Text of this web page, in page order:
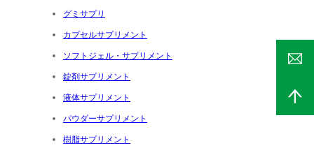
グミサプリ
カプセルサプリメント
ソフトジェル・サプリメント
錠剤サプリメント
液体サプリメント
パウダーサプリメント
樹脂サプリメント